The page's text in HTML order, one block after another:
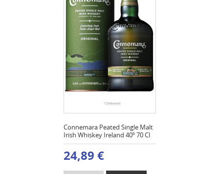
Connemara Peated Single Malt
Irish Whiskey Ireland 40º 70 Cl
24,89 €